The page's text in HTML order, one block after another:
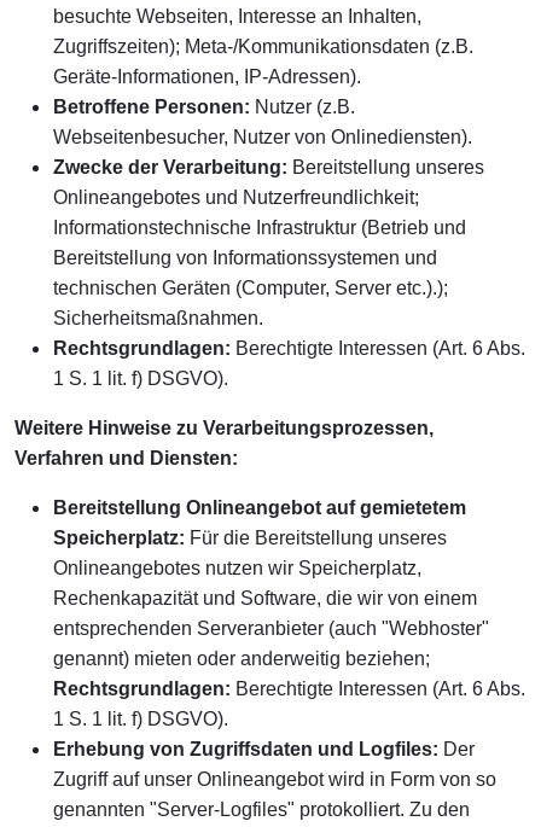
besuchte Webseiten, Interesse an Inhalten,
Zugriffszeiten); Meta-/Kommunikationsdaten (z.B.
Geräte-Informationen, IP-Adressen).
Betroffene Personen: Nutzer (z.B.
Webseitenbesucher, Nutzer von Onlinediensten).
Zwecke der Verarbeitung: Bereitstellung unseres
Onlineangebotes und Nutzerfreundlichkeit;
Informationstechnische Infrastruktur (Betrieb und
Bereitstellung von Informationssystemen und
technischen Geräten (Computer, Server etc.).);
Sicherheitsmaßnahmen.
Rechtsgrundlagen: Berechtigte Interessen (Art. 6 Abs.
1 S. 1 lit. f) DSGVO).
Weitere Hinweise zu Verarbeitungsprozessen,
Verfahren und Diensten:
Bereitstellung Onlineangebot auf gemietetem
Speicherplatz: Für die Bereitstellung unseres
Onlineangebotes nutzen wir Speicherplatz,
Rechenkapazität und Software, die wir von einem
entsprechenden Serveranbieter (auch "Webhoster"
genannt) mieten oder anderweitig beziehen;
Rechtsgrundlagen: Berechtigte Interessen (Art. 6 Abs.
1 S. 1 lit. f) DSGVO).
Erhebung von Zugriffsdaten und Logfiles: Der
Zugriff auf unser Onlineangebot wird in Form von so
genannten "Server-Logfiles" protokolliert. Zu den